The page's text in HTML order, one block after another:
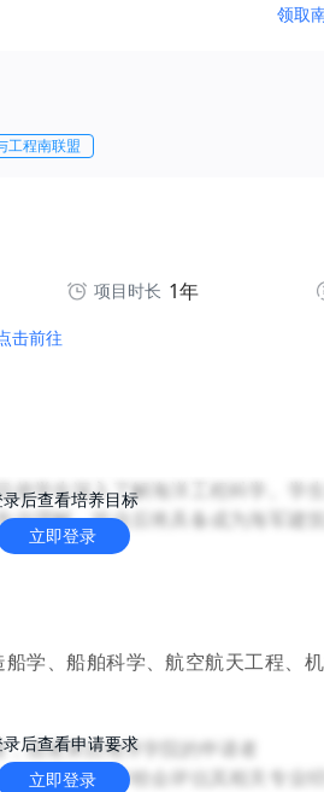
领取
工程南联盟
项目时长 1年
击前往
后查看培养目标
立即登录
学生深入了解海洋工程科学。学
业理解，毕业后将具备成为海军建
内就业，拥有工程、数学和物理科
后查看申请要求
立即登录
学、船舶科学、航空航天工程、
或者来自海洋学院的申请者
作经验，学校会评估其相关专业